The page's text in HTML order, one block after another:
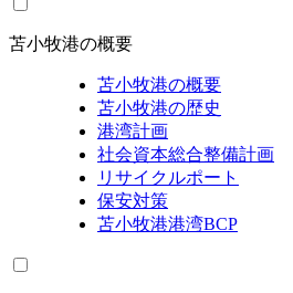
苫小牧港の概要
苫小牧港の概要
苫小牧港の歴史
港湾計画
社会資本総合整備計画
リサイクルポート
保安対策
苫小牧港港湾BCP